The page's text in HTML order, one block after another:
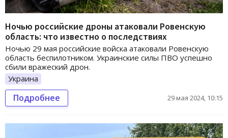
Ночью российские дроны атаковали Ровенскую
область: что известно о последствиях
Ночью 29 мая российские войска атаковали Ровенскую
область беспилотником. Украинские силы ПВО успешно
сбили вражеский дрон.
Украина
Подробнее 29 мая 2024, 10:15